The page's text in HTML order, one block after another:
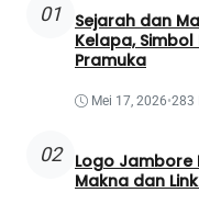
01
Sejarah dan
Kelapa,
Pramuka
Mei 17, 2026•283
02
Logo Jambore
Makna dan